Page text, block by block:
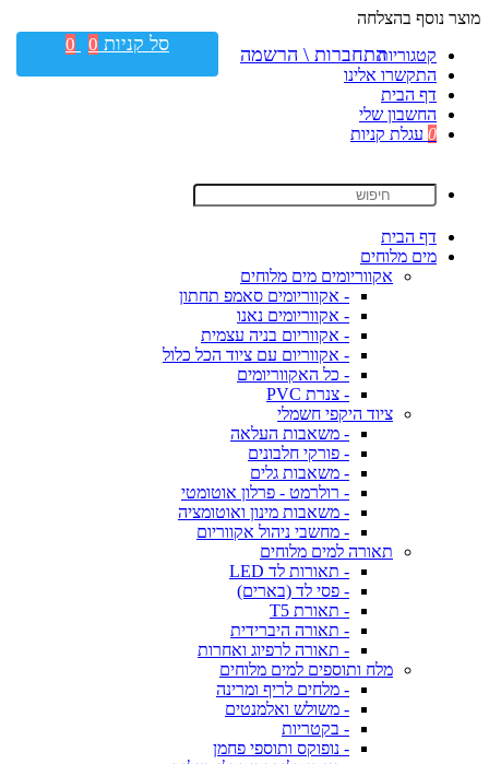
מוצר נוסף בהצלחה
קטגוריות
התקשרו אלינו
דף הבית
החשבון שלי
0 עגלת קניות
דף הבית
מים מלוחים
אקווריומים מים מלוחים
- אקווריומים סאמפ תחתון
- אקווריומים נאנו
- אקווריום בניה עצמית
- אקווריום עם ציוד הכל כלול
- כל האקווריומים
- צנרת PVC
ציוד היקפי חשמלי
- משאבות העלאה
- פורקי חלבונים
- משאבות גלים
- רולרמט - פרלון אוטומטי
- משאבות מינון ואוטומציה
- מחשבי ניהול אקווריום
תאורה למים מלוחים
- תאורות לד LED
- פסי לד (בארים)
- תאורת T5
- תאורה היברידית
- תאורה לרפיוג ואחרות
מלח ותוספים למים מלוחים
- מלחים לריף ומרינה
- משולש ואלמנטים
- בקטריות
- נופוקס ותוספי פחמן
התחברות \ הרשמה סל קניות 0
0